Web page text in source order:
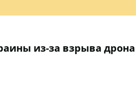
из-за взрыва